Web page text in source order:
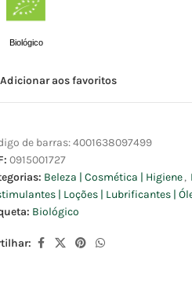
Biológico
Adicionar aos favoritos
de barras:4001638097499
0915001727
Beleza | Cosmética | Higiene,
| Loções | Lubrificantes |
Biológico